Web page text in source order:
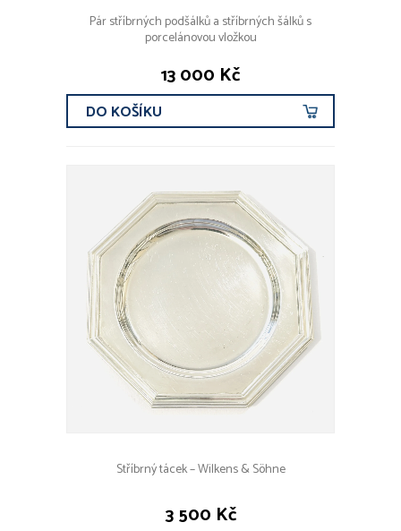
Pár stříbrných podšálků a stříbrných šálků s
porcelánovou vložkou
13 000 Kč
DO KOŠÍKU
Stříbrný tácek – Wilkens & Söhne
3 500 Kč